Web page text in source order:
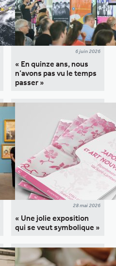
6 juin 2026
« En quinze ans, nous
n’avons pas vu le temps
passer »
28 mai 2026
« Une jolie exposition
qui se veut symbolique »